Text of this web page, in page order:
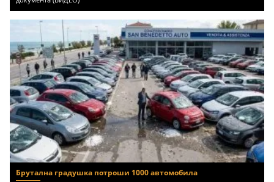
Брутална градушка потроши 1000 автомобила